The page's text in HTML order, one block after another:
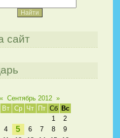
сайт
« Сентябрь 2012 »
Вт Ср Чт Пт Сб
Вс
1
2
4 5 6 7 8
9